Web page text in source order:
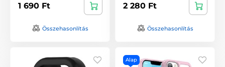
1 690 Ft
Összehasonlítás
2 280 Ft
Összehasonlítás
Alap